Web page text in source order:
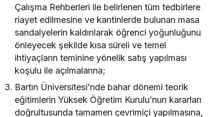
Çalışma Rehberleri ile belirlenen tüm tedbirlere
riayet edilmesine ve kantinlerde bulunan masa
sandalyelerin kaldırılarak öğrenci yoğunluğunu
önleyecek şekilde kısa süreli ve temel
ihtiyaçların teminine yönelik satış yapılması
koşulu ile açılmalarına;
Bartın Üniversitesi’nde bahar dönemi teorik
eğitimlerin Yüksek Öğretim Kurulu’nun kararları
doğrultusunda tamamen çevrimiçi yapılmasına,